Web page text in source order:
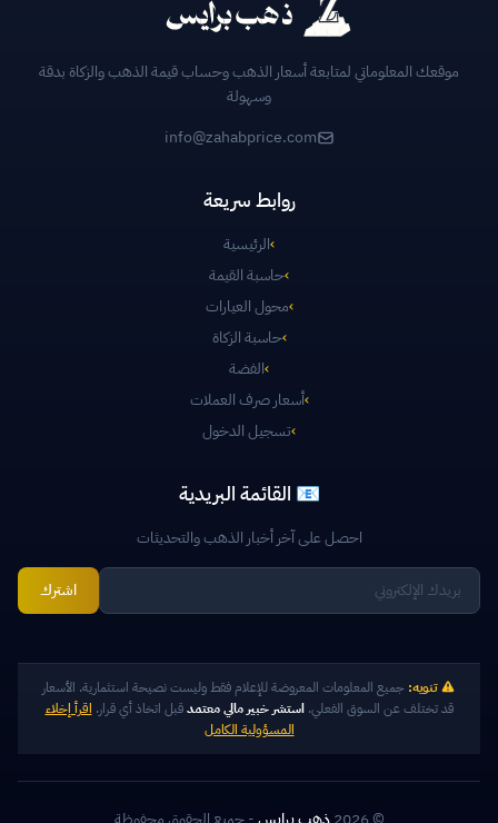
موقعك المعلوماتي لمتابعة أسعار الذهب وحساب قيمة الذهب والزكاة بدقة
وسهولة
info@zahabprice.com
روابط سريعة
›الرئيسية
›حاسبة القيمة
›محول العيارات
›حاسبة الزكاة
›الفضة
›أسعار صرف العملات
›تسجيل الدخول
📧 القائمة البريدية
احصل على آخر أخبار الذهب والتحديثات
اشترك
تنويه: جميع المعلومات المعروضة للإعلام فقط وليست نصيحة استثمارية. الأسعار
قد تختلف عن السوق الفعلي.استشر خبير مالي معتمدقبل اتخاذ أي قرار. اقرأ إخلاء
المسؤولية الكامل